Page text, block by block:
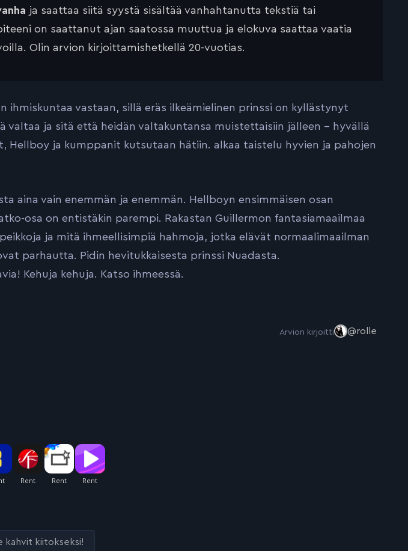
ja saattaa siitä syystä sisältää vanhahtanutta tekstiä tai
on saattanut ajan saatossa muuttua ja elokuva saattaa vaatia
Olin arvion kirjoittamishetkellä 20-vuotias.
ihmiskuntaa vastaan, sillä eräs ilkeämielinen prinssi on kyllästynyt
valtaa ja sitä että heidän valtakuntansa muistettaisiin jälleen – hyvällä
Hellboy ja kumppanit kutsutaan hätiin. alkaa taistelu hyvien ja pahojen
aina vain enemmän ja enemmän. Hellboyn ensimmäisen osan
osa on entistäkin parempi. Rakastan Guillermon fantasiamaailmaa
ja mitä ihmeellisimpiä hahmoja, jotka elävät normaalimaailman
parhautta. Pidin hevitukkaisesta prinssi Nuadasta.
Kehuja kehuja. Katso ihmeessä.
Arvion kirjoitti @rolle
kahvit kiitokseksi!